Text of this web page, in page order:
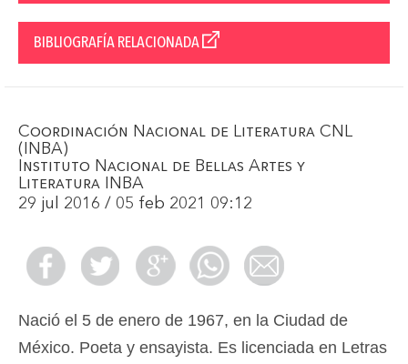
BIBLIOGRAFÍA RELACIONADA
Coordinación Nacional de Literatura CNL
(INBA)
Instituto Nacional de Bellas Artes y
Literatura INBA
29 jul 2016 / 05 feb 2021 09:12
Nació el 5 de enero de 1967, en la Ciudad de
México. Poeta y ensayista. Es licenciada en Letras